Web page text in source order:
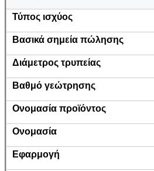
Τύπος ισχύος
Βασικά σημεία πώλησης
Διάμετρος τρυπείας
Βαθμό γεώτρησης
Ονομασία προϊόντος
Ονομασία
Εφαρμογή